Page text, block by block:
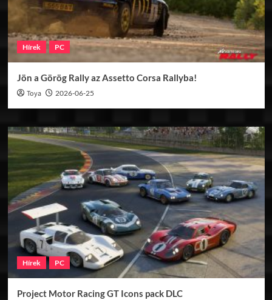
Hírek PC
Jön a Görög Rally az Assetto Corsa Rallyba!
Toya 2026-06-25
Hírek PC
Project Motor Racing GT Icons pack DLC